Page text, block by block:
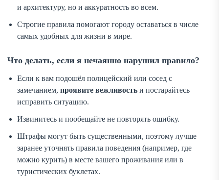
и архитектуру, но и аккуратность во всем.
Строгие правила помогают городу оставаться в числе
самых удобных для жизни в мире.
Что делать, если я нечаянно нарушил правило?
Если к вам подошёл полицейский или сосед с
замечанием, проявите вежливость и постарайтесь
исправить ситуацию.
Извинитесь и пообещайте не повторять ошибку.
Штрафы могут быть существенными, поэтому лучше
заранее уточнять правила поведения (например, где
можно курить) в месте вашего проживания или в
туристических буклетах.